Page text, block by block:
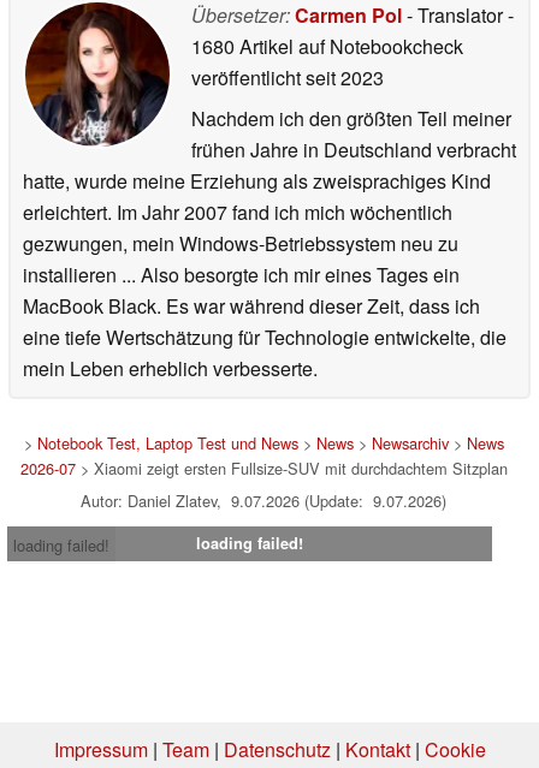
Übersetzer:Carmen Pol- Translator-
1680 Artikel auf Notebookcheck
veröffentlichtseit 2023
Nachdem ich den größten Teil meiner
frühen Jahre in Deutschland verbracht
hatte, wurde meine Erziehung als zweisprachiges Kind
erleichtert. Im Jahr 2007 fand ich mich wöchentlich
gezwungen, mein Windows-Betriebssystem neu zu
installieren ... Also besorgte ich mir eines Tages ein
MacBook Black. Es war während dieser Zeit, dass ich
eine tiefe Wertschätzung für Technologie entwickelte, die
mein Leben erheblich verbesserte.
> Notebook Test, Laptop Test und News> News> Newsarchiv> News
2026-07> Xiaomi zeigt ersten Fullsize-SUV mit durchdachtem Sitzplan
Autor: Daniel Zlatev, 9.07.2026 (Update: 9.07.2026)
loading failed!
loading failed!
Impressum| Team| Datenschutz| Kontakt| Cookie